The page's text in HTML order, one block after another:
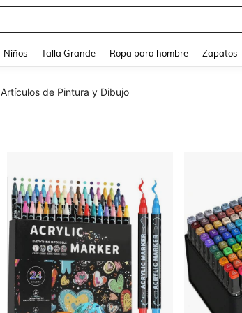
Niños Talla Grande Ropa para hombre Zapatos
Artículos de Pintura y Dibujo